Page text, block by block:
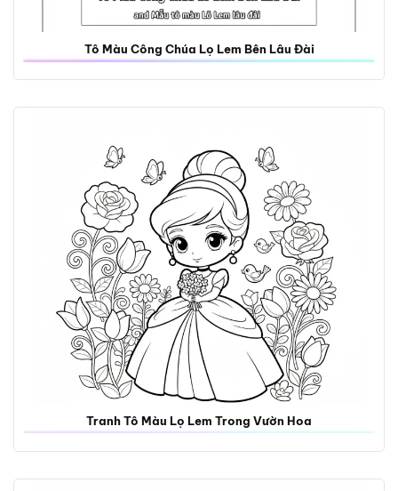
Tô Màu Công Chúa Lọ Lem Bên Lâu Đài
Tranh Tô Màu Lọ Lem Trong Vườn Hoa